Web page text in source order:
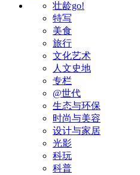
壮龄go!
特写
美食
旅行
文化艺术
人文史地
专栏
@世代
生态与环保
时尚与美容
设计与家居
光影
科玩
科普